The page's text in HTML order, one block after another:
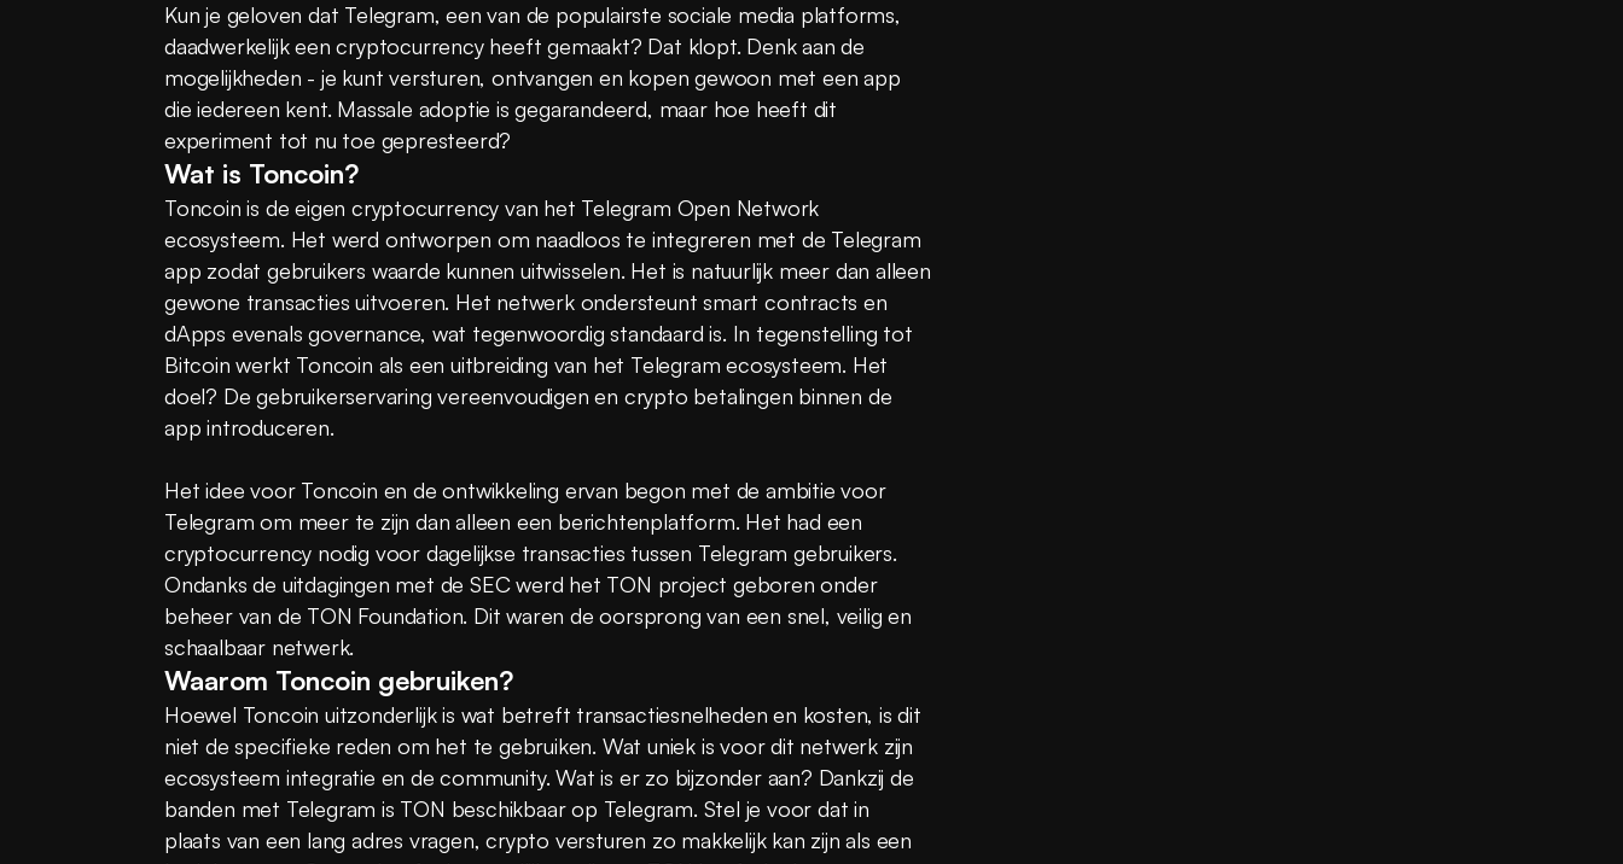
Kun je geloven dat Telegram, een van de populairste sociale media platforms,
daadwerkelijk een cryptocurrency heeft gemaakt? Dat klopt. Denk aan de
mogelijkheden - je kunt versturen, ontvangen en kopen gewoon met een app
die iedereen kent. Massale adoptie is gegarandeerd, maar hoe heeft dit
experiment tot nu toe gepresteerd?
Wat is Toncoin?
Toncoin is de eigen cryptocurrency van het Telegram Open Network
ecosysteem. Het werd ontworpen om naadloos te integreren met de Telegram
app zodat gebruikers waarde kunnen uitwisselen. Het is natuurlijk meer dan alleen
gewone transacties uitvoeren. Het netwerk ondersteunt smart contracts en
dApps evenals governance, wat tegenwoordig standaard is. In tegenstelling tot
Bitcoin werkt Toncoin als een uitbreiding van het Telegram ecosysteem. Het
doel? De gebruikerservaring vereenvoudigen en crypto betalingen binnen de
app introduceren.
Het idee voor Toncoin en de ontwikkeling ervan begon met de ambitie voor
Telegram om meer te zijn dan alleen een berichtenplatform. Het had een
cryptocurrency nodig voor dagelijkse transacties tussen Telegram gebruikers.
Ondanks de uitdagingen met de SEC werd het TON project geboren onder
beheer van de TON Foundation. Dit waren de oorsprong van een snel, veilig en
schaalbaar netwerk.
Waarom Toncoin gebruiken?
Hoewel Toncoin uitzonderlijk is wat betreft transactiesnelheden en kosten, is dit
niet de specifieke reden om het te gebruiken. Wat uniek is voor dit netwerk zijn
ecosysteem integratie en de community. Wat is er zo bijzonder aan? Dankzij de
banden met Telegram is TON beschikbaar op Telegram. Stel je voor dat in
plaats van een lang adres vragen, crypto versturen zo makkelijk kan zijn als een